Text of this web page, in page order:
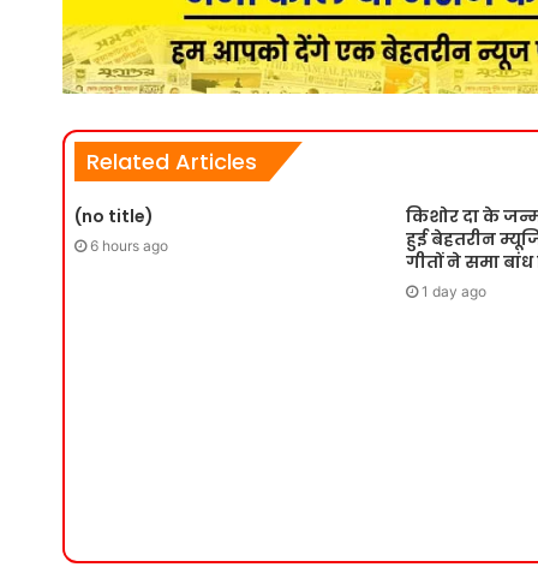
Related Articles
(no title)
6 hours ago
किशोर दा के
हुई बेहतरीन
गीतों ने समा बांध
1 day ago